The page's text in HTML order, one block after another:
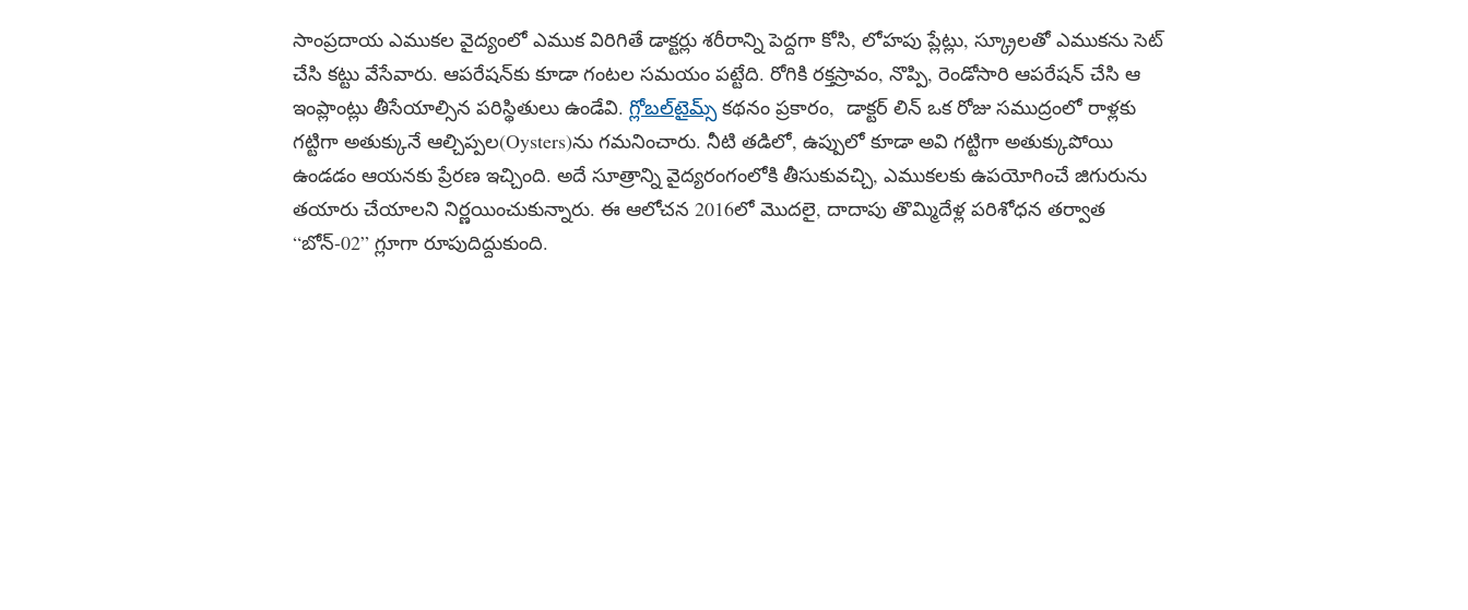
సాంప్రదాయ ఎముకల వైద్యంలో ఎముక విరిగితే డాక్టర్లు శరీరాన్ని పెద్దగా కోసి, లోహపు ప్లేట్లు, స్క్రూలతో ఎముకను సెట్​
చేసి కట్టు వేసేవారు. ఆపరేషన్‌కు కూడా గంటల సమయం పట్టేది. రోగికి రక్తస్రావం, నొప్పి, రెండోసారి ఆపరేషన్ చేసి ఆ
ఇంప్లాంట్లు తీసేయాల్సిన పరిస్థితులు ఉండేవి. గ్లోబల్​టైమ్స్​ కథనం ప్రకారం, డాక్టర్ లిన్ ఒక రోజు సముద్రంలో రాళ్లకు
గట్టిగా అతుక్కునే ఆల్చిప్పల(Oysters)ను గమనించారు. నీటి తడిలో, ఉప్పులో కూడా అవి గట్టిగా అతుక్కుపోయి
ఉండడం ఆయనకు ప్రేరణ ఇచ్చింది. అదే సూత్రాన్ని వైద్యరంగంలోకి తీసుకువచ్చి, ఎముకలకు ఉపయోగించే జిగురును
తయారు చేయాలని నిర్ణయించుకున్నారు. ఈ ఆలోచన 2016లో మొదలై, దాదాపు తొమ్మిదేళ్ల పరిశోధన తర్వాత
“బోన్-02” గ్లూగా రూపుదిద్దుకుంది.